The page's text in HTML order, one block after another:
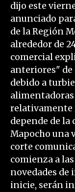
dijo este
anunciado
de la Región
alrededor de
comercial
anteriores"
debido a
relativamente
depende de
Mapocho una
corte
comienza a
novedades de
inicie, serán